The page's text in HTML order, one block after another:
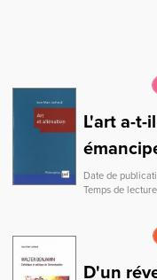
L'art a-t-
Date de
Temps de
D'un